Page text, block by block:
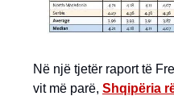
Në një tjetër raport të
vit më parë, Shqipëria